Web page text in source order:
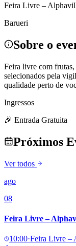
Feira Livre –
Barueri
Sobre o
Feira livre com frutas,
selecionados pela
qualidade perto de
Ingressos
🎉 Entrada Gratuita
Próximos
Ver todos
ago
08
Feira Livre –
10:00·Feira Livre –